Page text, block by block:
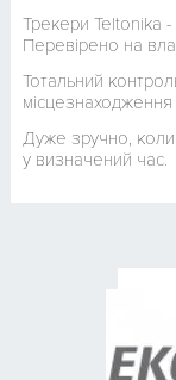
Трекери Teltonika -
Перевірено на
Тотальний
Дуже зручно,
у визначений час.